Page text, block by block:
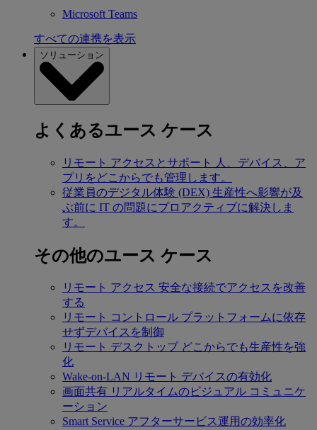
Microsoft Teams
すべての連携を表示
ソリューション
よくあるユース ケース
リモート アクセスとサポート
人、デバイス、ア
プリをどこからでも管理します。
従業員のデジタル体験 (DEX) 生産性へ影響が及
ぶ前に IT の問題にプロアクティブに解決しま
す。
その他のユース ケース
リモート アクセス 安全な接続でアクセスを改善
する
リモート コントロール プラットフォームに依存
せずデバイスを制御
リモート デスクトップ どこからでも生産性を強
化
Wake-on-LAN リモート デバイスの有効化
画面共有 リアルタイムのビジュアル コミュニケ
ーション
Smart Service アフターサービス運用の効率化